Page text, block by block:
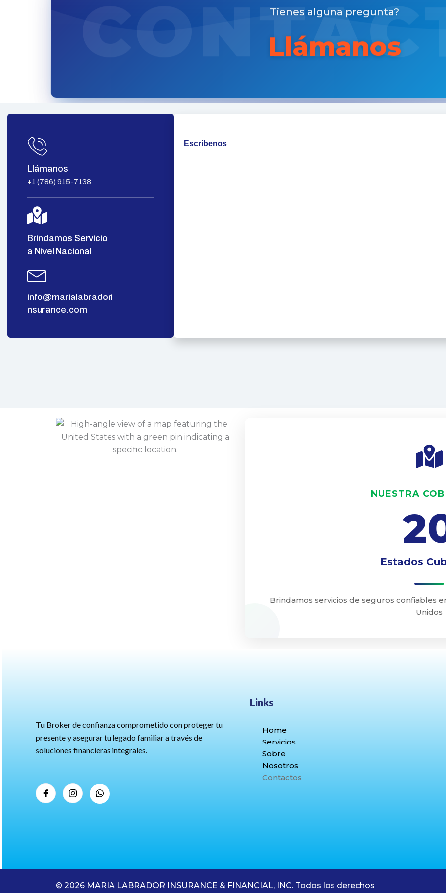
Tienes alguna pregunta?
Llámanos
Llámanos
+1 (786) 915-7138
Brindamos Servicio
a Nivel Nacional
info@marialabradori
nsurance.com
Escribenos
NUESTRA
Estados
Brindamos servicios de seguros confiables
Unidos
Tu Broker de confianza comprometido con proteger tu
presente y asegurar tu legado familiar a través de
soluciones financieras integrales.
Links
Home
Servicios
Sobre
Nosotros
Contactos
© 2026 MARIA LABRADOR INSURANCE & FINANCIAL, INC. Todos los derechos